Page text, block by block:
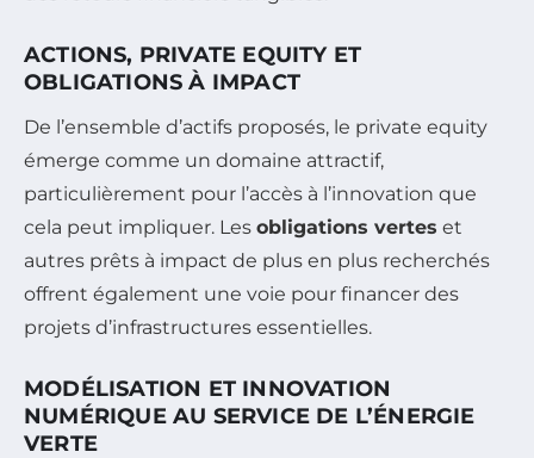
ACTIONS, PRIVATE EQUITY ET
OBLIGATIONS À IMPACT
De l’ensemble d’actifs proposés, le private equity
émerge comme un domaine attractif,
particulièrement pour l’accès à l’innovation que
cela peut impliquer. Les obligations vertes et
autres prêts à impact de plus en plus recherchés
offrent également une voie pour financer des
projets d’infrastructures essentielles.
MODÉLISATION ET INNOVATION
NUMÉRIQUE AU SERVICE DE L’ÉNERGIE
VERTE